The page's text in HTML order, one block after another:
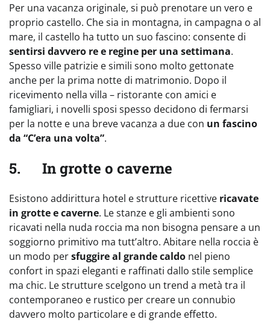
Per una vacanza originale, si può prenotare un vero e
proprio castello. Che sia in montagna, in campagna o al
mare, il castello ha tutto un suo fascino: consente di
sentirsi davvero re e regine per una settimana.
Spesso ville patrizie e simili sono molto gettonate
anche per la prima notte di matrimonio. Dopo il
ricevimento nella villa – ristorante con amici e
famigliari, i novelli sposi spesso decidono di fermarsi
per la notte e una breve vacanza a due con un fascino
da “C’era una volta”.
5. In grotte o caverne
Esistono addirittura hotel e strutture ricettive ricavate
in grotte e caverne. Le stanze e gli ambienti sono
ricavati nella nuda roccia ma non bisogna pensare a un
soggiorno primitivo ma tutt’altro. Abitare nella roccia è
un modo persfuggire al grande caldo nel pieno
confort in spazi eleganti e raffinati dallo stile semplice
ma chic. Le strutture scelgono un trend a metà tra il
contemporaneo e rustico per creare un connubio
davvero molto particolare e di grande effetto.